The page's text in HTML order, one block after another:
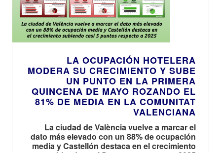
LA OCUPACIÓN HOTELERA
MODERA SU CRECIMIENTO Y SUBE
UN PUNTO EN LA PRIMERA
QUINCENA DE MAYO ROZANDO EL
81% DE MEDIA EN LA COMUNITAT
VALENCIANA
La ciudad de València vuelve a marcar el
dato más elevado con un 88% de ocupación
media y Castellón destaca en el crecimiento